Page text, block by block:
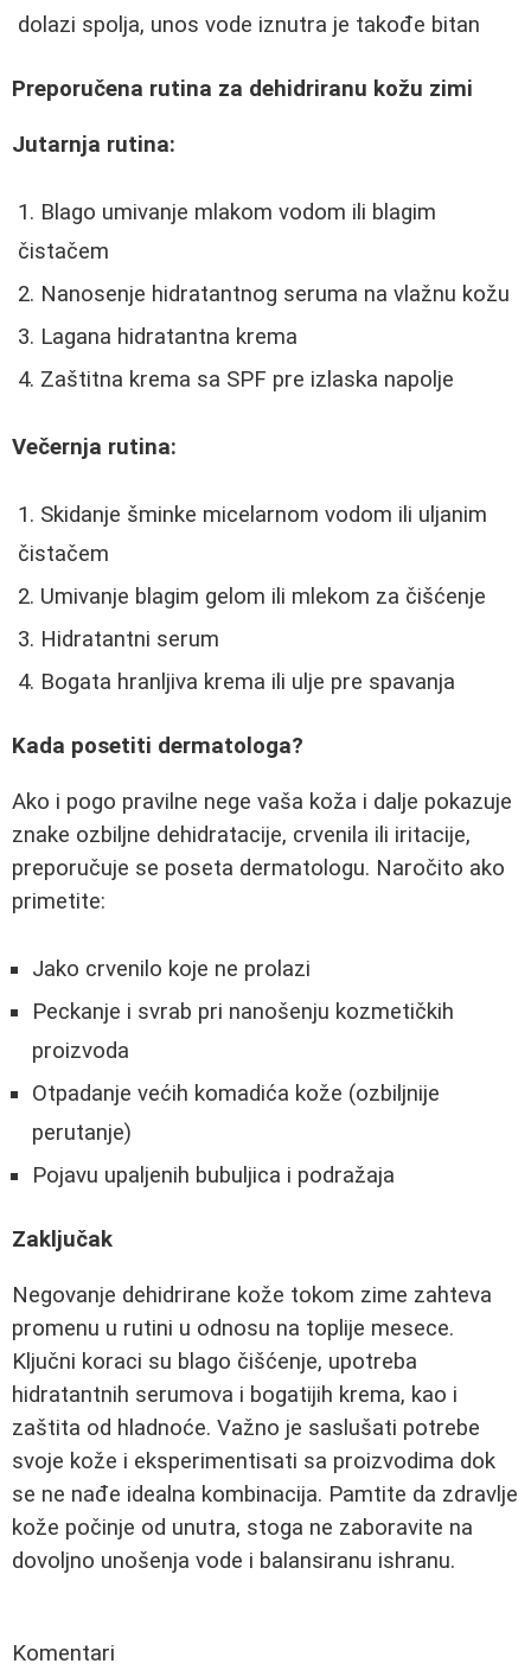
dolazi spolja, unos vode iznutra je takođe bitan
Preporučena rutina za dehidriranu kožu zimi
Jutarnja rutina:
Blago umivanje mlakom vodom ili blagim
čistačem
Nanosenje hidratantnog seruma na vlažnu kožu
Lagana hidratantna krema
Zaštitna krema sa SPF pre izlaska napolje
Večernja rutina:
Skidanje šminke micelarnom vodom ili uljanim
čistačem
Umivanje blagim gelom ili mlekom za čišćenje
Hidratantni serum
Bogata hranljiva krema ili ulje pre spavanja
Kada posetiti dermatologa?
Ako i pogo pravilne nege vaša koža i dalje pokazuje
znake ozbiljne dehidratacije, crvenila ili iritacije,
preporučuje se poseta dermatologu. Naročito ako
primetite:
Jako crvenilo koje ne prolazi
Peckanje i svrab pri nanošenju kozmetičkih
proizvoda
Otpadanje većih komadića kože (ozbiljnije
perutanje)
Pojavu upaljenih bubuljica i podražaja
Zaključak
Negovanje dehidrirane kože tokom zime zahteva
promenu u rutini u odnosu na toplije mesece.
Ključni koraci su blago čišćenje, upotreba
hidratantnih serumova i bogatijih krema, kao i
zaštita od hladnoće. Važno je saslušati potrebe
svoje kože i eksperimentisati sa proizvodima dok
se ne nađe idealna kombinacija. Pamtite da zdravlje
kože počinje od unutra, stoga ne zaboravite na
dovoljno unošenja vode i balansiranu ishranu.
Komentari